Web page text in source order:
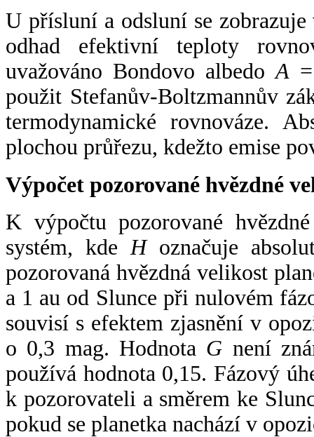
U přísluní a odsluní se
odhad efektivní teploty
uvažováno Bondovo albedoA
použit Stefanův-Boltzmannův
termodynamické rovnováze.
plochou průřezu, kdežto emise
Výpočet pozorované hvězdné
K výpočtu pozorované
systém, kde Hoznačuje
pozorovaná hvězdná velikost
a 1 au od Slunce při nulovém
souvisí s efektem zjasnění v
o 0,3 mag. Hodnota G není
používá hodnota 0,15. Fázový
k pozorovateli a směrem ke
pokud se planetka nachází v